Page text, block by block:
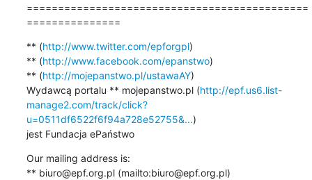
=============================================
===============
** (http://www.twitter.com/epforgpl)
** (http://www.facebook.com/epanstwo)
** (http://mojepanstwo.pl/ustawaAY)
Wydawcą portalu ** mojepanstwo.pl (http://epf.us6.list-
manage2.com/track/click?
u=0511df6522f6f94a728e52755&...)
jest Fundacja ePaństwo
Our mailing address is:
** biuro@epf.org.pl (mailto:biuro@epf.org.pl)